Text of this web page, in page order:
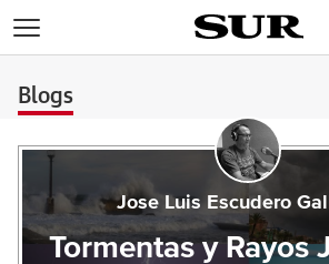
Blogs
Jose Luis Escudero
Tormentas y Rayos